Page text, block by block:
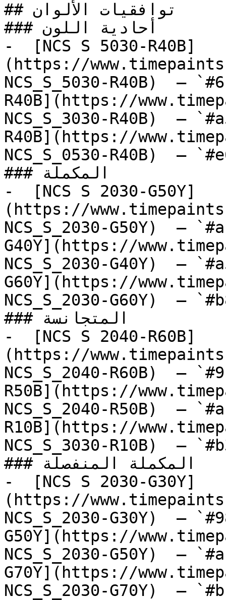
## توافقيات الألوان
### أحادية اللون
-  [NCS S 5030-R40B]
(https://
NCS_S_5030-R40B)  —
R40B](https://
NCS_S_3030-R40B)  —
R40B](https://
NCS_S_0530-R40B)  —
### المكملة
-  [NCS S 2030-G50Y]
(https://
NCS_S_2030-G50Y)  —
G40Y](https://
NCS_S_2030-G40Y)  —
G60Y](https://
NCS_S_2030-G60Y)  —
### المتجانسة
-  [NCS S 2040-R60B]
(https://
NCS_S_2040-R60B)  —
R50B](https://
NCS_S_2040-R50B)  —
R10B](https://
NCS_S_3030-R10B)  —
### المكملة المنفصلة
-  [NCS S 2030-G30Y]
(https://
NCS_S_2030-G30Y)  —
G50Y](https://
NCS_S_2030-G50Y)  —
G70Y](https://
NCS_S_2030-G70Y)  —